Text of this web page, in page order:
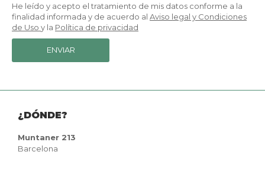
He leído y acepto el tratamiento de mis datos conforme a la
finalidad informada y de acuerdo al Aviso legal y Condiciones
de Uso y la Política de privacidad
ENVIAR
¿DÓNDE?
Muntaner 213
Barcelona